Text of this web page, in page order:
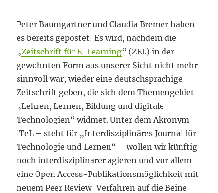
Peter Baumgartner und Claudia Bremer haben
es bereits gepostet: Es wird, nachdem die
„Zeitschrift für E-Learning“ (ZEL) in der
gewohnten Form aus unserer Sicht nicht mehr
sinnvoll war, wieder eine deutschsprachige
Zeitschrift geben, die sich dem Themengebiet
„Lehren, Lernen, Bildung und digitale
Technologien“ widmet. Unter dem Akronym
iTeL – steht für „Interdisziplinäres Journal für
Technologie und Lernen“ – wollen wir künftig
noch interdisziplinärer agieren und vor allem
eine Open Access-Publikationsmöglichkeit mit
neuem Peer Review-Verfahren auf die Beine